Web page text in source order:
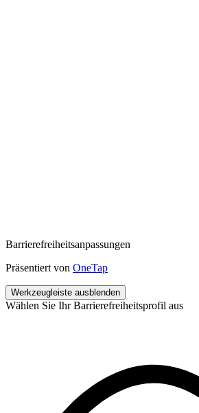
Barrierefreiheitsanpassungen
Präsentiert von OneTap
Werkzeugleiste ausblenden
Wählen Sie Ihr Barrierefreiheitsprofil aus